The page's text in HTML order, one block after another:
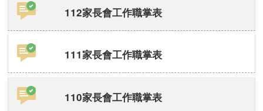
112家長會工作職掌表
111家長會工作職掌表
110家長會工作職掌表